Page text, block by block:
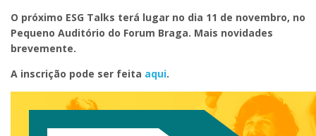
O próximo ESG Talks terá lugar no dia 11 de novembro, no
Pequeno Auditório do Forum Braga. Mais novidades
brevemente.
A inscrição pode ser feita aqui.